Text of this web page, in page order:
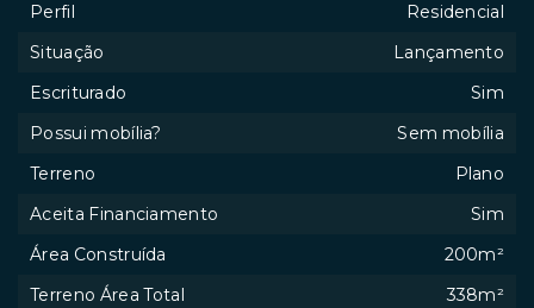
Perfil
Residencial
Situação
Lançamento
Escriturado
Sim
Possui mobília?
Sem mobília
Terreno
Plano
Aceita Financiamento
Sim
Área Construída
200m²
Terreno Área Total
338m²